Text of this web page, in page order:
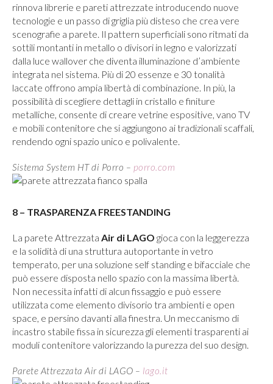
rinnova librerie e pareti attrezzate introducendo nuove
tecnologie e un passo di griglia più disteso che crea vere
scenografie a parete. Il pattern superficiali sono ritmati da
sottili montanti in metallo o divisori in legno e valorizzati
dalla luce wallover che diventa illuminazione d’ambiente
integrata nel sistema. Più di 20 essenze e 30 tonalità
laccate offrono ampia libertà di combinazione. In più, la
possibilità di scegliere dettagli in cristallo e finiture
metalliche, consente di creare vetrine espositive, vano TV
e mobili contenitore che si aggiungono ai tradizionali scaffali,
rendendo ogni spazio unico e polivalente.
Sistema System HT di Porro – porro.com
8 – TRASPARENZA FREESTANDING
La parete Attrezzata Air di LAGO gioca con la leggerezza
e la solidità di una struttura autoportante in vetro
temperato, per una soluzione self standing e bifacciale che
può essere disposta nello spazio con la massima libertà.
Non necessita infatti di alcun fissaggio e può essere
utilizzata come elemento divisorio tra ambienti e open
space, e persino davanti alla finestra. Un meccanismo di
incastro stabile fissa in sicurezza gli elementi trasparenti ai
moduli contenitore valorizzando la purezza del suo design.
Parete Attrezzata Air di LAGO – lago.it